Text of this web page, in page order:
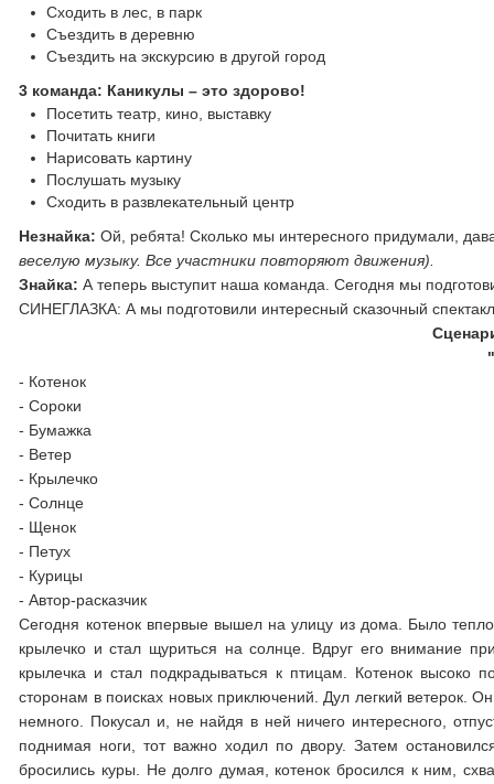
Сходить в лес, в парк
Съездить в деревню
Съездить на экскурсию в другой город
3 команда: Каникулы – это здорово!
Посетить театр, кино, выставку
Почитать книги
Нарисовать картину
Послушать музыку
Сходить в развлекательный центр
Незнайка: Ой, ребята! Сколько мы интересного придумали,
веселую музыку. Все участники повторяют движения).
Знайка: А теперь выступит наша команда. Сегодня мы
СИНЕГЛАЗКА: А мы подготовили интересный сказочный
- Котенок
- Сороки
- Бумажка
- Ветер
- Крылечко
- Солнце
- Щенок
- Петух
- Курицы
- Автор-расказчик
Сегодня котенок впервые вышел на улицу из дома. Было
крылечко и стал щуриться на солнце. Вдруг его внимание
крылечка и стал подкрадываться к птицам. Котенок высоко
сторонам в поисках новых приключений. Дул легкий ветерок.
немного. Покусал и, не найдя в ней ничего интересного,
поднимая ноги, тот важно ходил по двору. Затем
бросились куры. Не долго думая, котенок бросился к ним,